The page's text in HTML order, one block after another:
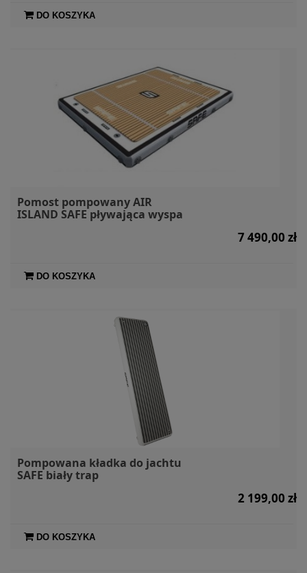
DO KOSZYKA
Pomost pompowany AIR
ISLAND SAFE pływająca wyspa
7 490,00 zł
DO KOSZYKA
Pompowana kładka do jachtu
SAFE biały trap
2 199,00 zł
DO KOSZYKA